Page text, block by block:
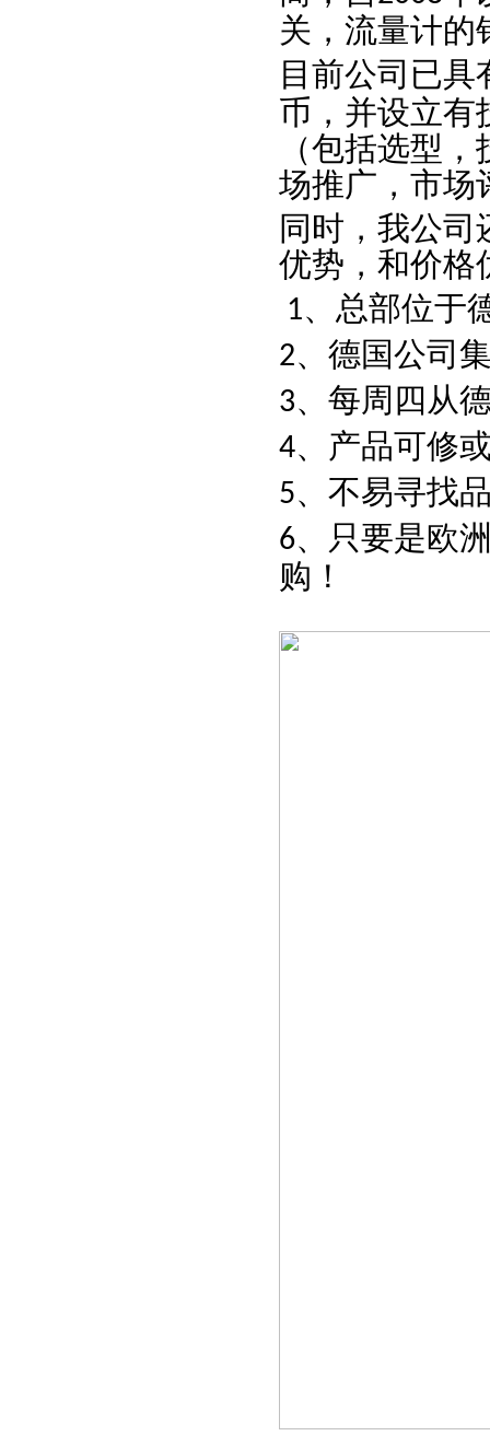
关，流量计的
目前公司已具
币，并设立有
（包括选型
场推广，市场
同时，我公
优势，和价格
1、总部位于
2、德国公司
3、每周四从
4、产品可修
5、不易寻找
6、只要是欧
购！